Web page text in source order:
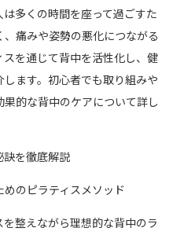
多くの時間を座って過ごすた
痛みや姿勢の悪化につながる
を通じて背中を活性化し、健
ます。初心者でも取り組みや
的な背中のケアについて詳し
訣を徹底解説
のピラティスメソッド
整えながら理想的な背中のラ